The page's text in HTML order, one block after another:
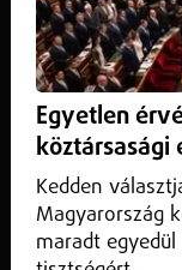
is
2026. május 16.
Felmerült az
kiírása is
A választókerületi
érdekében
Párt képviselői a
Egyetlen
köztársasági
Kedden
Magyarország
maradt